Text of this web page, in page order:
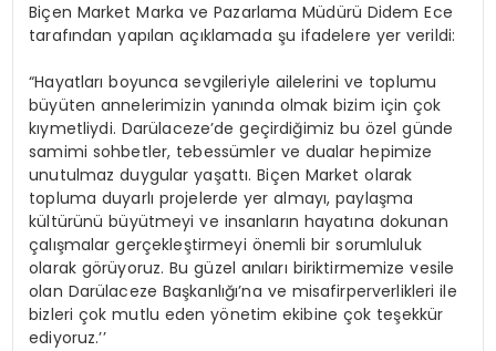
Biçen MarketMarka ve Pazarlama Müdürü Didem Ece
tarafından yapılan açıklamada şu ifadelere yer verildi:
“Hayatları boyunca sevgileriyle ailelerini ve toplumu
büyüten annelerimizin yanında olmak bizim için çok
kıymetliydi. Darülaceze’de geçirdiğimiz bu özel günde
samimi sohbetler, tebessümler ve dualar hepimize
unutulmaz duygular yaşattı. Biçen Market olarak
topluma duyarlı projelerde yer almayı, paylaşma
kültürünü büyütmeyi ve insanların hayatına dokunan
çalışmalar gerçekleştirmeyi önemli bir sorumluluk
olarak görüyoruz. Bu güzel anıları biriktirmemize vesile
olan Darülaceze Başkanlığı’na ve misafirperverlikleri ile
bizleri çok mutlu eden yönetim ekibine çok teşekkür
ediyoruz.’’